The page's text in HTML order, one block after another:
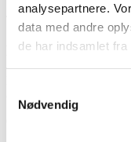
analysepartnere.
data med andre
de har indsamlet
Nødvendig
Træk og slip
Foreningen af